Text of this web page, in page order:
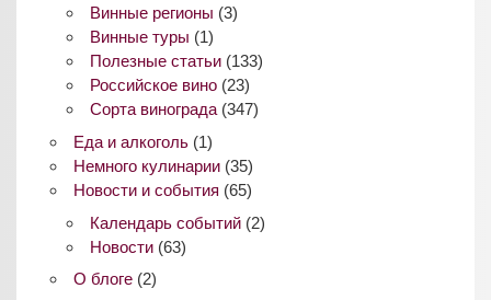
Винные регионы (3)
Винные туры (1)
Полезные статьи(133)
Российское вино(23)
Сорта винограда(347)
Еда и алкоголь(1)
Немного кулинарии(35)
Новости и события (65)
Календарь событий(2)
Новости(63)
О блоге(2)